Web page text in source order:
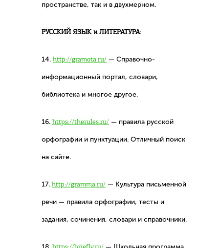
пространстве, так и в двухмерном.
РУССКИЙ ЯЗЫК и ЛИТЕРАТУРА:
14. http://gramota.ru/ — Справочно-
информационный портал, словари,
библиотека и многое другое.
16. https://therules.ru/ — правила русской
орфографии и пунктуации. Отличный поиск
на сайте.
17. http://gramma.ru/ — Культура письменной
речи — правила орфографии, тесты и
задания, сочинения, словари и справочники.